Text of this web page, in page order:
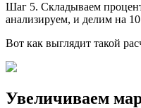
Шаг 5. Складываем
анализируем, и делим на
Вот как выглядит такой
Увеличиваем